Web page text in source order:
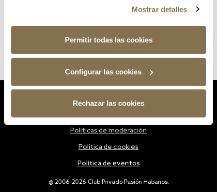
Mostrar detalles
Permitir todas las cookies
Configurar las cookies
Rechazar las cookies
@ 2006-2026 Club Privado Pasión Habanos.
Políticas de moderación
Política de cookies
Política de eventos